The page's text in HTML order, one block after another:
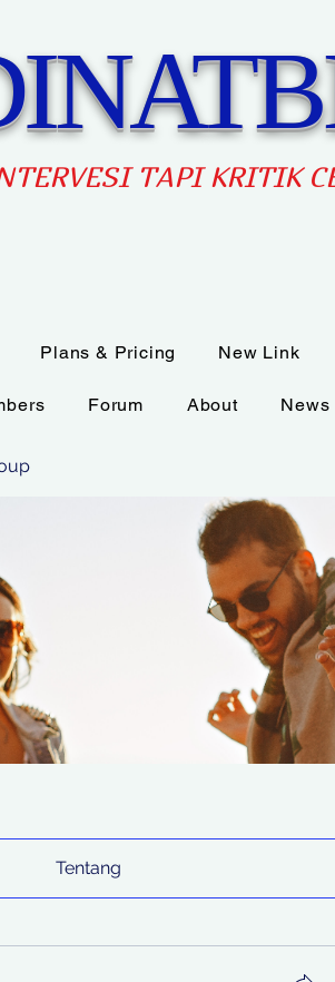
I TAPI KRITIK
Tentang
Plans & Pricing New Link
Forum About News